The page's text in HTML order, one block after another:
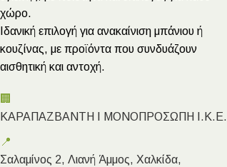
χώρο.
Ιδανική επιλογή για ανακαίνιση μπάνιου ή
κουζίνας, με προϊόντα που συνδυάζουν
αισθητική και αντοχή.
🏢
ΚΑΡΑΠΑΖΒΑΝΤΗ Ι ΜΟΝΟΠΡΟΣΩΠΗ Ι.Κ.Ε.
📍
Σαλαμίνος 2, Λιανή Άμμος, Χαλκίδα,